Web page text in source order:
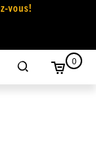
vous!
0